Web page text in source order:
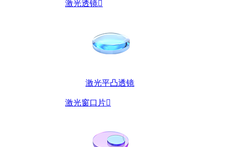
激光透镜
激光平凸透镜
激光窗口片